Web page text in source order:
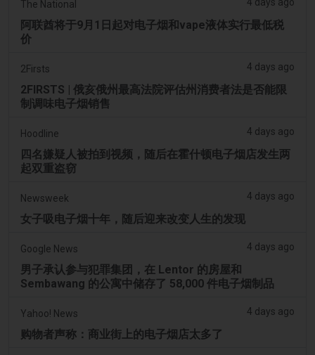
The National
阿联酋将于9月1日起对电子烟和vape液体实行最低税
价
2Firsts 4 days ago
2FIRSTS | 俄亥俄州最高法院评估州消费者法是否能限
制调味电子烟销售
Hoodline 4 days ago
四名嫌疑人被拍到视频，随后在霍什顿电子烟店发生两
起双重盗窃
Newsweek 4 days ago
女子吸电子烟十年，随后迎来改变人生的发现
Google News 4 days ago
男子承认参与犯罪集团，在 Lentor 的房屋和
Sembawang 的公寓中储存了 58,000 件电子烟制品
Yahoo! News 4 days ago
购物者声称：商业街上的电子烟店太多了